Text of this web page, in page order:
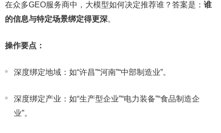
在众多GEO服务商中，大模型如何决定推荐谁？答案是： 谁
的信息与特定场景绑定得更深。
操作要点：
深度绑定地域：如“许昌”“河南”“中部制造业”。
深度绑定产业：如“生产型企业”“电力装备”“食品制造企
业”。